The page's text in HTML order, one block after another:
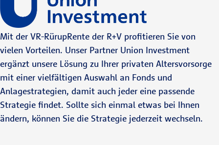
Mit der VR-RürupRente der R+V profitieren Sie von
vielen Vorteilen. Unser Partner Union Investment
ergänzt unsere Lösung zu Ihrer privaten Altersvorsorge
mit einer vielfältigen Auswahl an Fonds und
Anlagestrategien, damit auch jeder eine passende
Strategie findet. Sollte sich einmal etwas bei Ihnen
ändern, können Sie die Strategie jederzeit wechseln.